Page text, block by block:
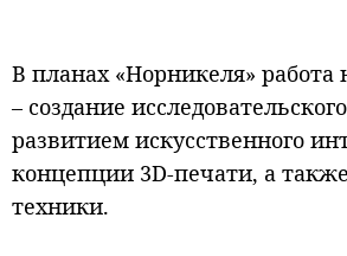
В планах «Норникеля»
– создание
развитием искусственного
концепции 3D-печати, а
техники.